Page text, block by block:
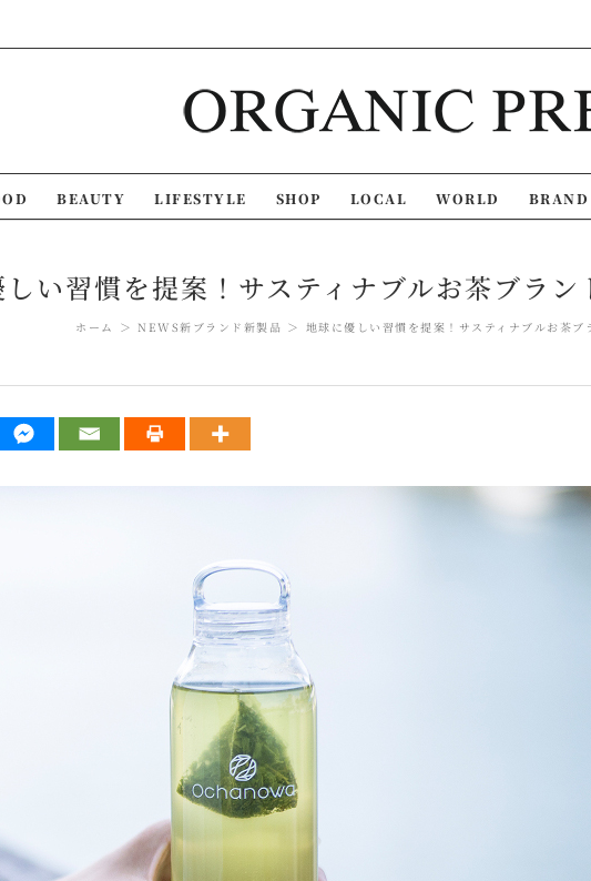
BEAUTY LIFESTYLE SHOP LOCAL WORLD BRAND
しい習慣を提案！サスティナブルお茶ブラ
ホーム NEWS 新ブランド 新製品 地球に優しい習慣を提案！サスティナブルお茶